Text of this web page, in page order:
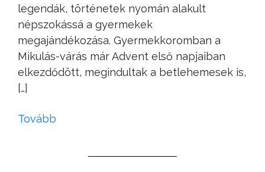
legendák, történetek nyomán alakult
népszokássá a gyermekek
megajándékozása. Gyermekkoromban a
Mikulás-várás már Advent első napjaiban
elkezdődött, megindultak a betlehemesek is,
[…]
Tovább